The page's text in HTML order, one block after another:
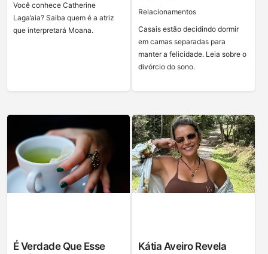
Você conhece Catherine
Laga’aia? Saiba quem é a atriz
que interpretará Moana.
Relacionamentos
Casais estão decidindo dormir
em camas separadas para
manter a felicidade. Leia sobre o
divórcio do sono.
É Verdade Que Esse
Kátia Aveiro Revela